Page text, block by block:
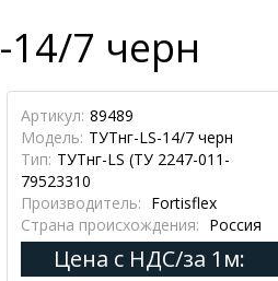
14/7 черн
Артикул: 89489
Модель: ТУТнг-LS-14/7 черн
Тип: ТУТнг-LS (ТУ 2247-011-
79523310
Производитель: Fortisflex
Страна происхождения: Россия
Цена с НДС/за 1м: